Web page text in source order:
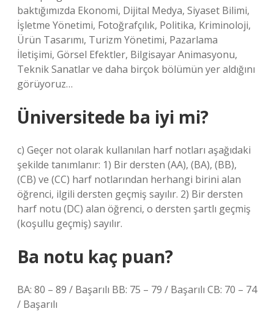
baktığımızda Ekonomi, Dijital Medya, Siyaset Bilimi,
İşletme Yönetimi, Fotoğrafçılık, Politika, Kriminoloji,
Ürün Tasarımı, Turizm Yönetimi, Pazarlama
İletişimi, Görsel Efektler, Bilgisayar Animasyonu,
Teknik Sanatlar ve daha birçok bölümün yer aldığını
görüyoruz…
Üniversitede ba iyi mi?
c) Geçer not olarak kullanılan harf notları aşağıdaki
şekilde tanımlanır: 1) Bir dersten (AA), (BA), (BB),
(CB) ve (CC) harf notlarından herhangi birini alan
öğrenci, ilgili dersten geçmiş sayılır. 2) Bir dersten
harf notu (DC) alan öğrenci, o dersten şartlı geçmiş
(koşullu geçmiş) sayılır.
Ba notu kaç puan?
BA: 80 – 89 / Başarılı BB: 75 – 79 / Başarılı CB: 70 – 74
/ Başarılı